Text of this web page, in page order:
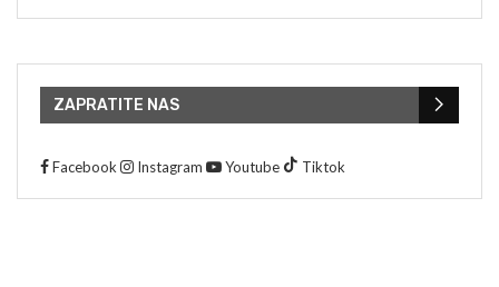
ZAPRATITE NAS
Facebook Instagram Youtube Tiktok